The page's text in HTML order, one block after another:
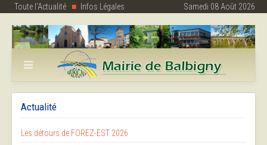
Toute l'Actualité Infos Légales Samedi 08 Août 2026
Actualité
Les détours de FOREZ-EST 2026